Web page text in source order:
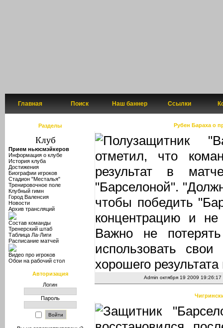
Главная Поиск Наш баннер Ссылки
Разделы
Прием ньюсмэйкеров
Информация о клубе
История клуба
Достижения
Биографии игроков
Стадион "Месталья"
Тренировочное поле
Клубный гимн
Город Валенсия
Новости
Архив трансляций
Состав команды
Тренерский штаб
Таблица Ла-Лиги
Расписание матчей
Видео про игроков
Обои на рабочий стол
Авторизация
Логин
Пароль
Рубен Бараха о
Полузащитник
отметил, что
результат в
"Барселоной".
чтобы победить
концентрацию и не
Важно не
использовать
хорошего
Admin октября 19 2009 19:26:17
Защитник